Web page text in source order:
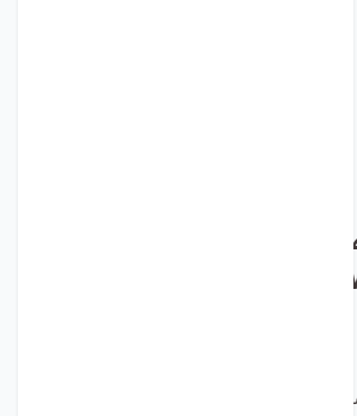
آب زیر سینک مدل
این محصول :